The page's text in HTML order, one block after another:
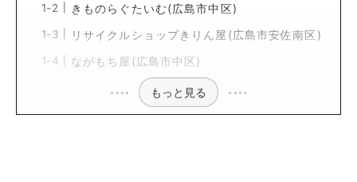
きものらぐたいむ(広島市中区)
リサイクルショップきりん屋(広島市安佐南区)
ながもち屋(広島市中区)
もっと見る